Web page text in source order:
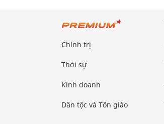
Chính trị
Thời sự
Kinh doanh
Dân tộc và Tôn giáo